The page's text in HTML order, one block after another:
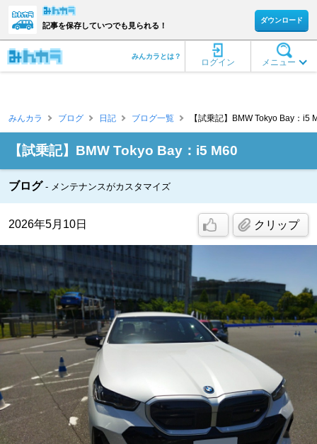
記事を保存していつでも見られる！
ダウンロード
メニュー
ログイン
みんカラとは？
みんカラ ブログ 日記 ブログ一覧 【試乗記】BMW Tokyo Bay：i5
​【試乗記】BMW Tokyo Bay：i5 M60
ブログ メンテナンスがカスタマイズ
2026年5月10日 クリップ